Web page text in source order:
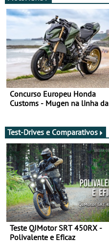
Concurso Europeu Honda
Customs - Mugen na linha da
Test-Drives e Comparativos
Teste QJMotor SRT 450RX -
Polivalente e Eficaz